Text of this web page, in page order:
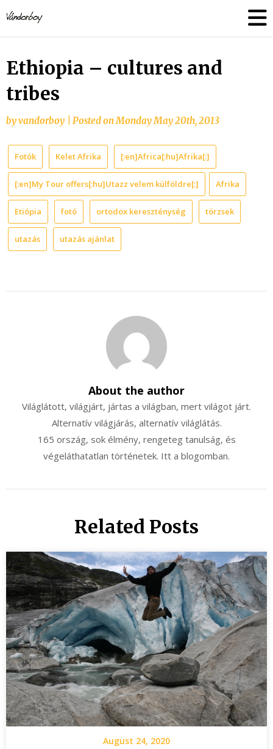
to
content
Ethiopia – cultures and
tribes
byvandorboy Posted onMonday May 20th, 2013
Fotók Kelet Afrika [:en]Africa[:hu]Afrika[:]
[:en]My Tour offers[:hu]Utazz velem külföldre[:] Afrika
Etiópia fotó ortodox kereszténység törzsek
utazás utazás ajánlat
About the author
Világlátott, világjárt, jártas a világban, mert világot járt.
Alternatív világjárás, alternatív világlátás.
165 ország, sok élmény, rengeteg tanulság, és
végeláthatatlan történetek. Itt a blogomban.
Related Posts
August 24, 2020